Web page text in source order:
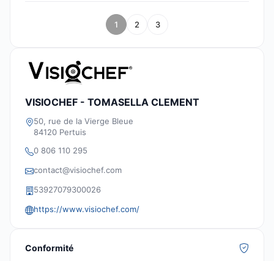
1 2 3
VISIOCHEF - TOMASELLA CLEMENT
50, rue de la Vierge Bleue
84120 Pertuis
0 806 110 295
contact@visiochef.com
53927079300026
https://www.visiochef.com/
Conformité